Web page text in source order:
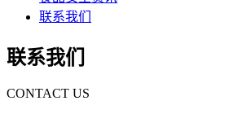
联系我们
联系我们
CONTACT US